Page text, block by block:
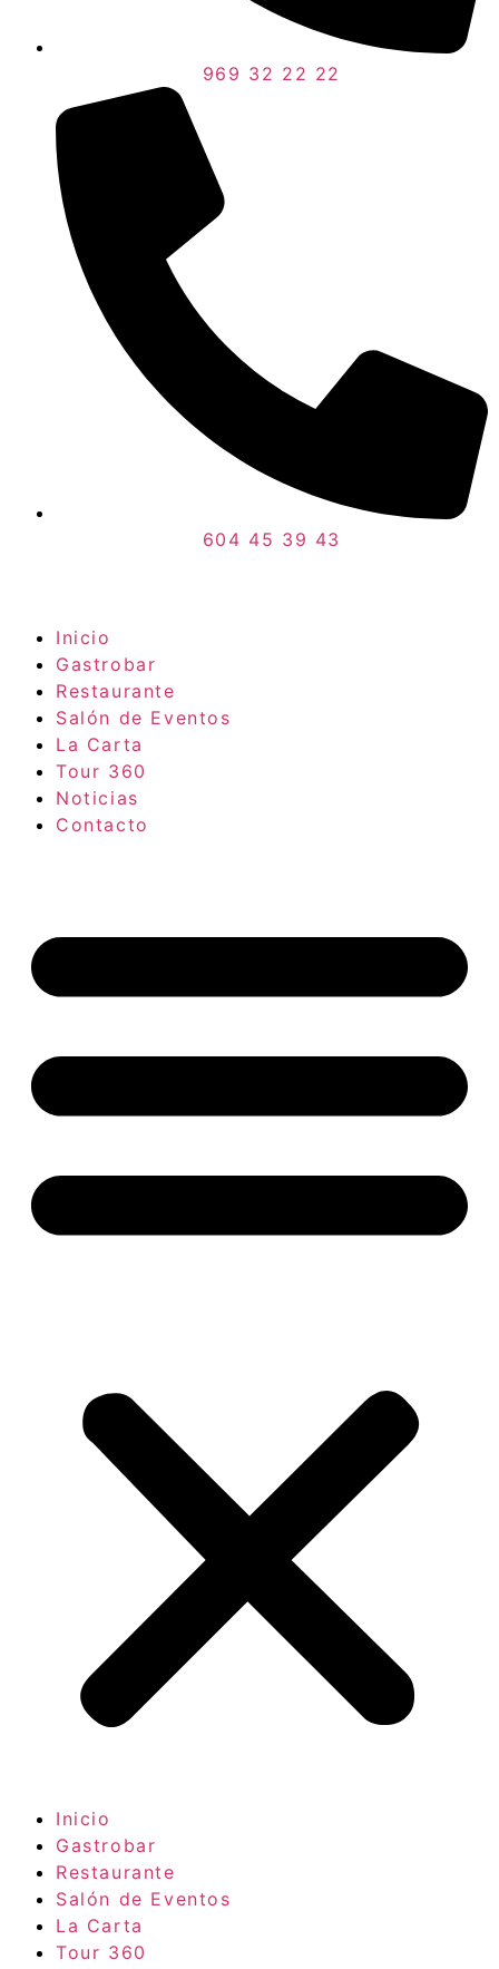
969 32 22 22
604 45 39 43
Inicio
Gastrobar
Restaurante
Salón de Eventos
La Carta
Tour 360
Noticias
Contacto
Inicio
Gastrobar
Restaurante
Salón de Eventos
La Carta
Tour 360